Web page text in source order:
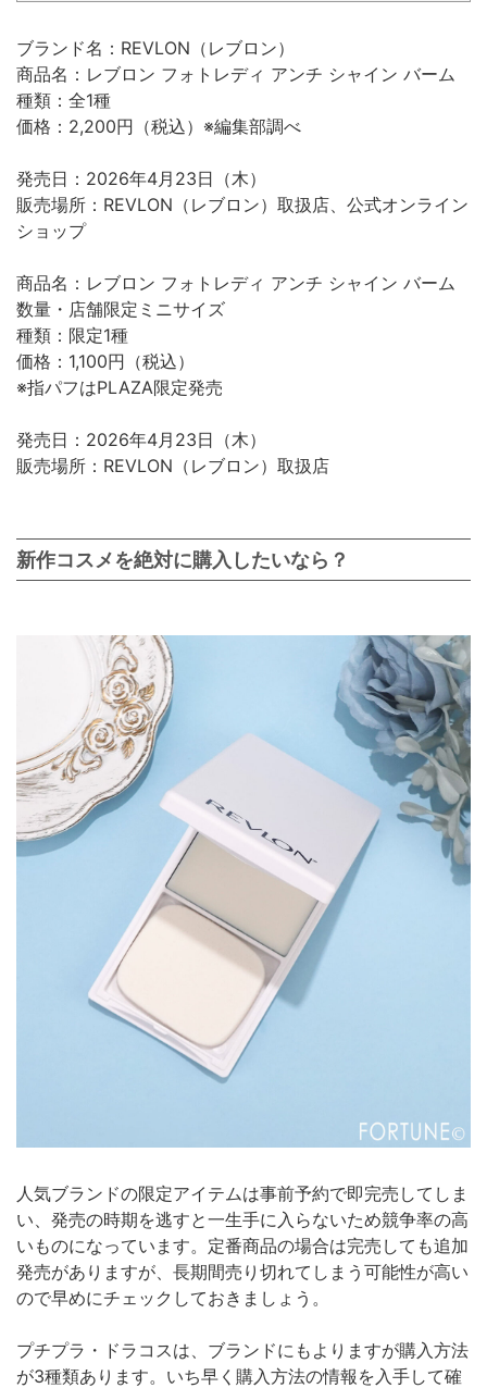
ブランド名：REVLON（レブロン）
商品名：レブロン フォトレディ アンチ シャイン バーム
種類：全1種
価格：2,200円（税込）※編集部調べ
発売日：2026年4月23日（木）
販売場所：REVLON（レブロン）取扱店、公式オンライン
ショップ
商品名：レブロン フォトレディ アンチ シャイン バーム
数量・店舗限定ミニサイズ
種類：限定1種
価格：1,100円（税込）
※指パフはPLAZA限定発売
発売日：2026年4月23日（木）
販売場所：REVLON（レブロン）取扱店
新作コスメを絶対に購入したいなら？
人気ブランドの限定アイテムは事前予約で即完売してしま
い、発売の時期を逃すと一生手に入らないため競争率の高
いものになっています。定番商品の場合は完売しても追加
発売がありますが、長期間売り切れてしまう可能性が高い
ので早めにチェックしておきましょう。
プチプラ・ドラコスは、ブランドにもよりますが購入方法
が3種類あります。いち早く購入方法の情報を入手して確